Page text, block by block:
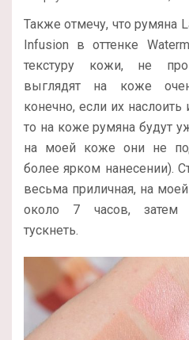
Также отмечу, что румяна
Infusion в оттенке
текстуру кожи, не
выглядят на коже
конечно, если их наслоить
то на коже румяна будут
на моей коже они не
более ярком нанесении).
весьма приличная, на
около 7 часов, затем
тускнеть.